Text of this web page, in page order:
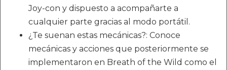
Joy-con y dispuesto a acompañarte a
cualquier parte gracias al modo portátil.
¿Te suenan estas mecánicas?: Conoce
mecánicas y acciones que posteriormente se
implementaron en Breath of the Wild como el